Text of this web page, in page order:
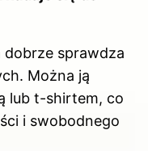
sprawdza
Można ją
lub t-shirtem, co
i swobodnego